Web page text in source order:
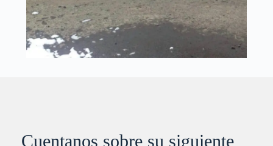
Cuentanos sobre su siguiente